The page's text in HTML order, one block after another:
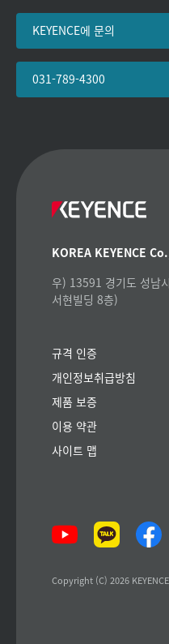
KEYENCE에 문의
031-789-4300
KOREA KEYENCE
우) 13591 경기도 성남
서현빌딩 8층)
규격 인증
개인정보취급방침
제품 보증
이용 약관
사이트 맵
Copyright (C) 2026